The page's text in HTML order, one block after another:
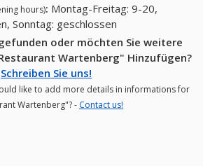
hours): Montag-Freitag: 9-20,
Sonntag: geschlossen
oder möchten Sie weitere
Wartenberg" Hinzufügen?
Schreiben Sie uns!
like to add more details in informations for
Wartenberg"? - Contact us!